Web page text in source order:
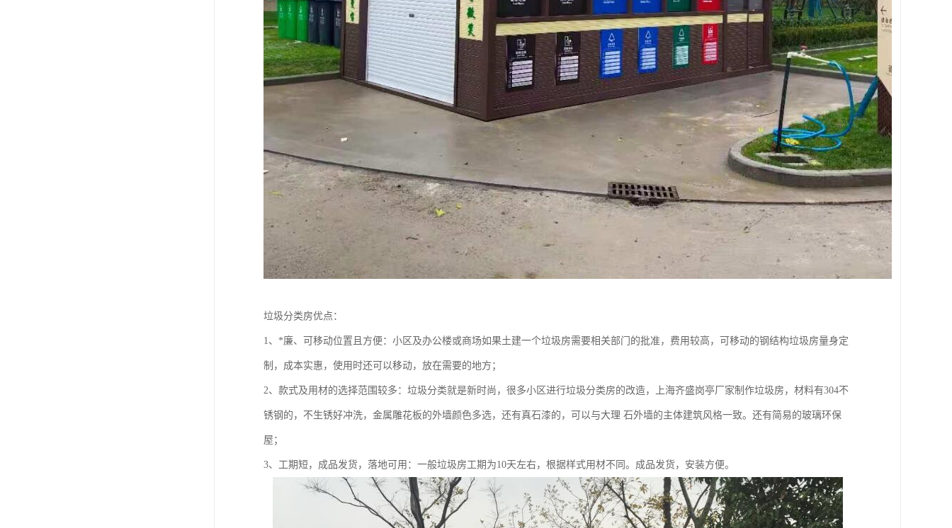
垃圾分类房优点：
1、*廉、可移动位置且方便：小区及办公楼或商场如果土建一个垃圾房需要相关部门的批准，费用较高，可移动的钢结构垃圾房量身定
制，成本实惠，使用时还可以移动，放在需要的地方；
2、款式及用材的选择范围较多：垃圾分类就是新时尚，很多小区进行垃圾分类房的改造，上海齐盛岗亭厂家制作垃圾房，材料有304不
锈钢的，不生锈好冲洗，金属雕花板的外墙颜色多选，还有真石漆的，可以与大理 石外墙的主体建筑风格一致。还有简易的玻璃环保
屋；
3、工期短，成品发货，落地可用：一般垃圾房工期为10天左右，根据样式用材不同。成品发货，安装方便。